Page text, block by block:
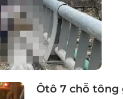
Ôtô 7 chỗ tông